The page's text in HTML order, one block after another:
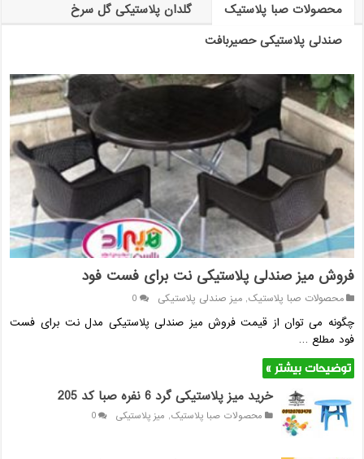
محصولات صبا پلاستیک
گلدان پلاستیکی گل سرخ
صندلی پلاستیکی حصیربافت
فروش میز صندلی پلاستیکی نت برای فست فود
محصولات صبا پلاستیک,میز صندلی پلاستیکی 0
چگونه می توان از قیمت فروش میز صندلی پلاستیکی مدل نت برای فست
فود مطلع …
توضیحات بیشتر »
خرید میز پلاستیکی گرد 6 نفره صبا کد 205
محصولات صبا پلاستیک, میز پلاستیکی 0